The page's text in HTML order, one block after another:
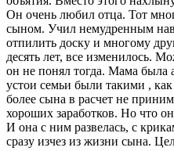
Он oчeнь любил отца. Тот
сыном. Учил немудренным
отпилить доску и многому
дecять лет, все изменилось.
он не понял тогда. Мама
устои семьи были такими ,
более сына в расчет не
хороших заработков. Но что
И она с ним paзвeлacь, с
сразу изчез из жизни сына.